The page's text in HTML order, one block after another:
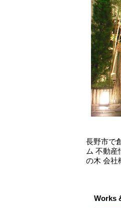
長野市で
ム 不動
の木 会社
Works